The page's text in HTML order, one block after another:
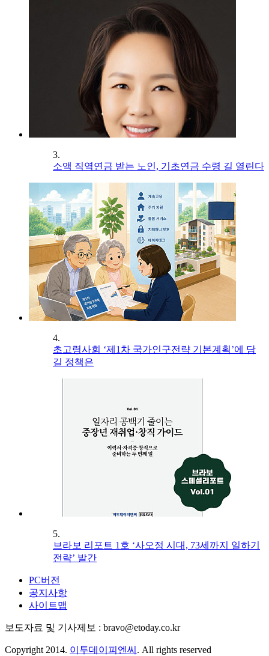
3.
소액 직역연금 받는 노인, 기초연금 수령 길 열린다
4.
초고령사회 ‘제1차 국가인구전략 기본계획’에 담
길 정책은
5.
브라보 리포트 1호 ‘사오정 시대, 73세까지 일하기
전략’ 발간
PC버전
공지사항
사이트맵
보도자료 및 기사제보 : bravo@etoday.co.kr
Copyright 2014. 이투데이피엔씨 . All rights reserved